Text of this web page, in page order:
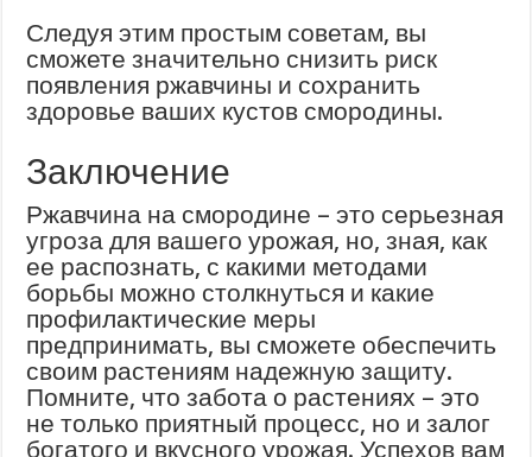
Следуя этим простым советам, вы
сможете значительно снизить риск
появления ржавчины и сохранить
здоровье ваших кустов смородины.
Заключение
Ржавчина на смородине – это серьезная
угроза для вашего урожая, но, зная, как
ее распознать, с какими методами
борьбы можно столкнуться и какие
профилактические меры
предпринимать, вы сможете обеспечить
своим растениям надежную защиту.
Помните, что забота о растениях – это
не только приятный процесс, но и залог
богатого и вкусного урожая. Успехов вам